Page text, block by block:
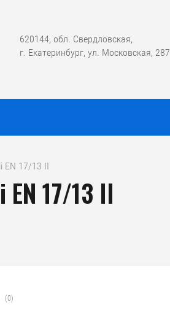
620144, обл. Свердловская,
г. Екатеринбург, ул. Московская, 287
EN 17/13 II
17/13 II
(0)